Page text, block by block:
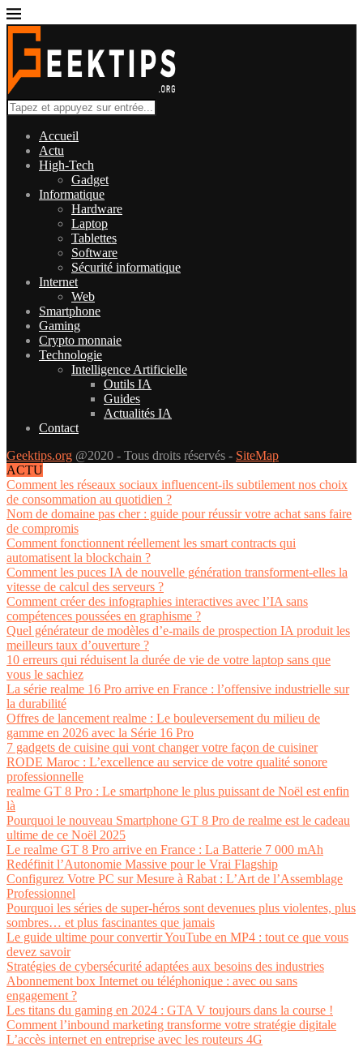
Accueil
Actu
High-Tech
Gadget
Informatique
Hardware
Laptop
Tablettes
Software
Sécurité informatique
Internet
Web
Smartphone
Gaming
Crypto monnaie
Technologie
Intelligence Artificielle
Outils IA
Guides
Actualités IA
Contact
Geektips.org @2020 - Tous droits réservés - SiteMap
ACTU
Comment les réseaux sociaux influencent-ils subtilement nos choix
de consommation au quotidien ?
Nom de domaine pas cher : guide pour réussir votre achat sans faire
de compromis
Comment fonctionnent réellement les smart contracts qui
automatisent la blockchain ?
Comment les puces IA de nouvelle génération transforment-elles la
vitesse de calcul des serveurs ?
Comment créer des infographies interactives avec l’IA sans
compétences poussées en graphisme ?
Quel générateur de modèles d’e-mails de prospection IA produit les
meilleurs taux d’ouverture ?
10 erreurs qui réduisent la durée de vie de votre laptop sans que
vous le sachiez
La série realme 16 Pro arrive en France : l’offensive industrielle sur
la durabilité
Offres de lancement realme : Le bouleversement du milieu de
gamme en 2026 avec la Série 16 Pro
7 gadgets de cuisine qui vont changer votre façon de cuisiner
RODE Maroc : L’excellence au service de votre qualité sonore
professionnelle
realme GT 8 Pro : Le smartphone le plus puissant de Noël est enfin
là
Pourquoi le nouveau Smartphone GT 8 Pro de realme est le cadeau
ultime de ce Noël 2025
Le realme GT 8 Pro arrive en France : La Batterie 7 000 mAh
Redéfinit l’Autonomie Massive pour le Vrai Flagship
Configurez Votre PC sur Mesure à Rabat : L’Art de l’Assemblage
Professionnel
Pourquoi les séries de super-héros sont devenues plus violentes, plus
sombres… et plus fascinantes que jamais
Le guide ultime pour convertir YouTube en MP4 : tout ce que vous
devez savoir
Stratégies de cybersécurité adaptées aux besoins des industries
Abonnement box Internet ou téléphonique : avec ou sans
engagement ?
Les titans du gaming en 2024 : GTA V toujours dans la course !
Comment l’inbound marketing transforme votre stratégie digitale
L’accès internet en entreprise avec les routeurs 4G